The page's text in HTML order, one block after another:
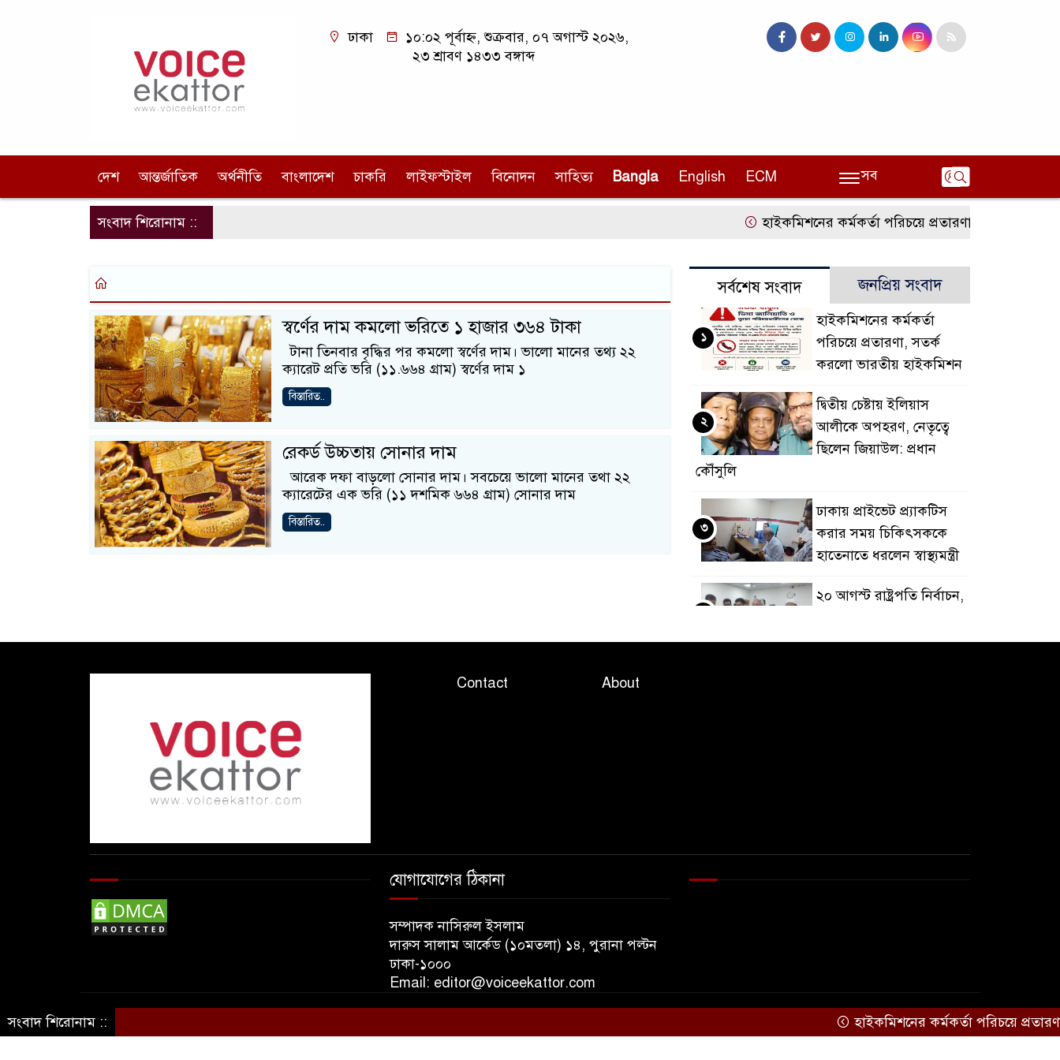
ঢাকা
১০:০২ পূর্বাহ্ন, শুক্রবার, ০৭ অগাস্ট ২০২৬,
২৩ শ্রাবণ ১৪৩৩ বঙ্গাব্দ
দেশ আন্তর্জাতিক অর্থনীতি বাংলাদেশ চাকরি লাইফস্টাইল বিনোদন সাহিত্য Bangla English ECM সব
সংবাদ শিরোনাম :: হাইকমিশনের কর্মকর্তা পরিচয়ে প্রতারণা, সতর্ক করলো
স্বর্ণের দাম কমলো ভরিতে ১ হাজার ৩৬৪ টাকা
টানা তিনবার বৃদ্ধির পর কমলো স্বর্ণের দাম। ভালো মানের তথ্য ২২
ক্যারেট প্রতি ভরি (১১.৬৬৪ গ্রাম) স্বর্ণের দাম ১
বিস্তারিত..
রেকর্ড উচ্চতায় সোনার দাম
আরেক দফা বাড়লো সোনার দাম। সবচেয়ে ভালো মানের তথা ২২
ক্যারেটের এক ভরি (১১ দশমিক ৬৬৪ গ্রাম) সোনার দাম
বিস্তারিত..
সর্বশেষ সংবাদ জনপ্রিয় সংবাদ
হাইকমিশনের কর্মকর্তা
পরিচয়ে প্রতারণা, সতর্ক
করলো ভারতীয় হাইকমিশন
১
দ্বিতীয় চেষ্টায় ইলিয়াস
আলীকে অপহরণ, নেতৃত্বে
ছিলেন জিয়াউল: প্রধান
কৌঁসুলি
২
ঢাকায় প্রাইভেট প্র্যাকটিস
করার সময় চিকিৎসককে
হাতেনাতে ধরলেন স্বাস্থ্যমন্ত্রী
৩
২০ আগস্ট রাষ্ট্রপতি নির্বাচন,
কুশিয়ারাউজানের ঢল ও
৭
সরকারকে ব্যর্থ করতে
৯
Contact About
যোগাযোগের ঠিকানা
সম্পাদক নাসিরুল ইসলাম
দারুস সালাম আর্কেড (১০মতলা) ১৪, পুরানা পল্টন
ঢাকা-১০০০
Email: editor@voiceekattor.com
© Copyright By © Voice Ekattor
সংবাদ শিরোনাম :: হাইকমিশনের কর্মকর্তা পরিচয়ে